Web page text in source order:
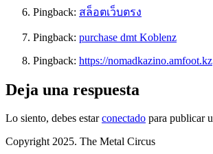
Pingback: สล็อตเว็บตรง
Pingback: purchase dmt Koblenz
Pingback: https://nomadkazino.amfoot.kz
Deja una respuesta
Lo siento, debes estarconectado para publicar
Copyright 2025. The Metal Circus